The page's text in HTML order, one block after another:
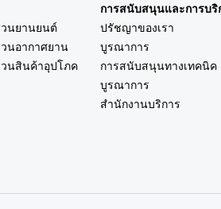
นยานยนต์
นอากาศยาน
นสินค้าอุปโภค
การสนับสนุนและการบริ
ปรัชญาของเรา
บูรณาการ
การสนับสนุนทางเทคนิค
บูรณาการ
สำนักงานบริการ